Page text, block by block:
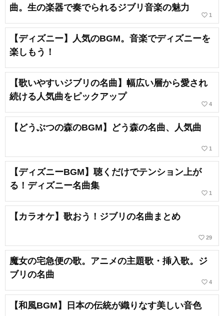
曲。生の楽器で奏でられるジブリ音楽の魅力
favorite_border 1
【ディズニー】人気のBGM。音楽でディズニーを
楽しもう！
【歌いやすいジブリの名曲】幅広い層から愛され
続ける人気曲をピックアップ
favorite_border 4
【どうぶつの森のBGM】どう森の名曲、人気曲
favorite_border 1
【ディズニーBGM】聴くだけでテンション上が
る！ディズニー名曲集
favorite_border 1
【カラオケ】歌おう！ジブリの名曲まとめ
favorite_border 29
魔女の宅急便の歌。アニメの主題歌・挿入歌。ジ
ブリの名曲
favorite_border 4
【和風BGM】日本の伝統が織りなす美しい音色